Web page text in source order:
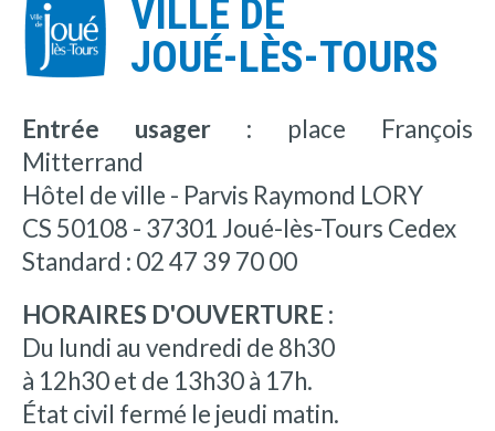
VILLE DE
JOUÉ-LÈS-TOURS
Entrée usager : place François
Mitterrand
Hôtel de ville - Parvis Raymond LORY
CS 50108 - 37301 Joué-lès-Tours Cedex
Standard : 02 47 39 70 00
HORAIRES D'OUVERTURE :
Du lundi au vendredi de 8h30
à 12h30 et de 13h30 à 17h.
État civil fermé le jeudi matin.